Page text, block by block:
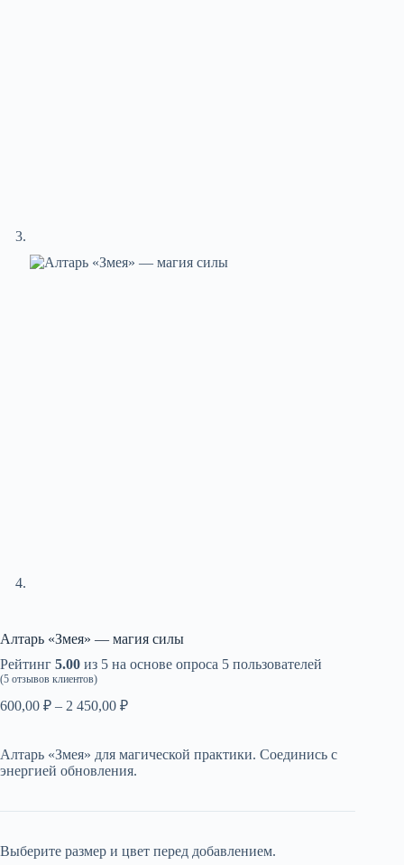
Алтарь «Змея» — магия силы
Рейтинг 5.00 из 5 на основе опроса 5 пользователей
(5 отзывов клиентов)
600,00 ₽ – 2 450,00 ₽Диапазон
–
2
Алтарь «Змея» для магической практики. Соединись с
энергией обновления.
Выберите размер и цвет перед добавлением.